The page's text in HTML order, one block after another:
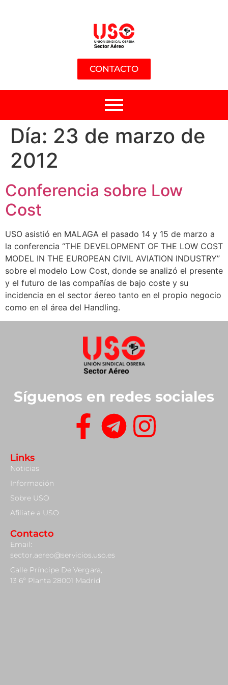
CONTACTO
Día: 23 de marzo de
2012
Conferencia sobre Low
Cost
USO asistió en MALAGA el pasado 14 y 15 de marzo a
la conferencia “THE DEVELOPMENT OF THE LOW COST
MODEL IN THE EUROPEAN CIVIL AVIATION INDUSTRY”
sobre el modelo Low Cost, donde se analizó el presente
y el futuro de las compañías de bajo coste y su
incidencia en el sector áereo tanto en el propio negocio
como en el área del Handling.
Síguenos en redes sociales
Links
Noticias
Información
Sobre USO
Afiliate a USO
Contacto
Email:
sector.aereo@servicios.uso.es
Calle Príncipe De Vergara,
13 6º Planta 28001 Madrid